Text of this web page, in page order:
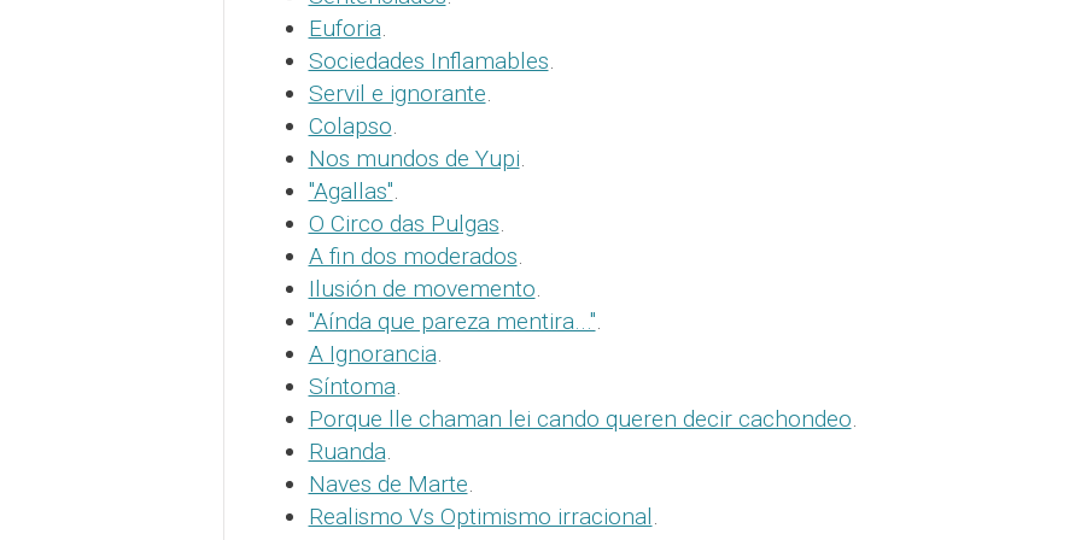
Euforia.
Sociedades Inflamables.
Servil e ignorante.
Colapso.
Nos mundos de Yupi.
"Agallas".
O Circo das Pulgas.
A fin dos moderados.
Ilusión de movemento.
"Aínda que pareza mentira...".
A Ignorancia.
Síntoma.
Porque lle chaman lei cando queren decir cachondeo.
Ruanda.
Naves de Marte.
Realismo Vs Optimismo irracional.